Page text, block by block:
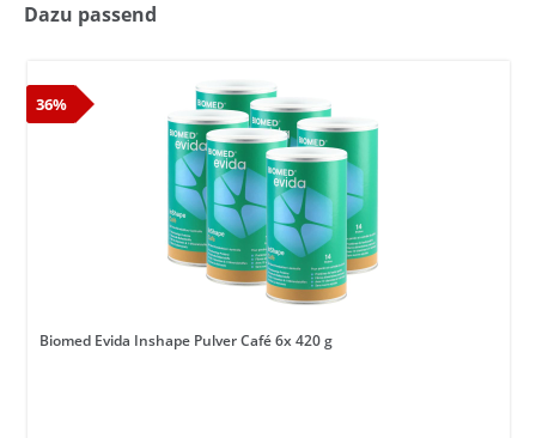
Dazu passend
36%
Biomed Evida Inshape Pulver Café 6x 420 g